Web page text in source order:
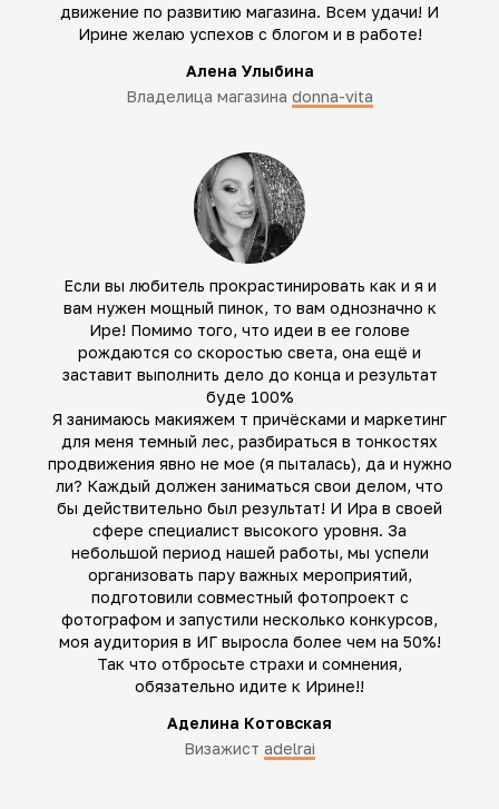
движение по развитию магазина. Всем удачи! И
Ирине желаю успехов с блогом и в работе!
Алена Улыбина
Владелица магазина donna-vita
Если вы любитель прокрастинировать как и я и
вам нужен мощный пинок, то вам однозначно к
Ире! Помимо того, что идеи в ее голове
рождаются со скоростью света, она ещё и
заставит выполнить дело до конца и результат
буде 100%
Я занимаюсь макияжем т причёсками и маркетинг
для меня темный лес, разбираться в тонкостях
продвижения явно не мое (я пыталась), да и нужно
ли? Каждый должен заниматься свои делом, что
бы действительно был результат! И Ира в своей
сфере специалист высокого уровня. За
небольшой период нашей работы, мы успели
организовать пару важных мероприятий,
подготовили совместный фотопроект с
фотографом и запустили несколько конкурсов,
моя аудитория в ИГ выросла более чем на 50%!
Так что отбросьте страхи и сомнения,
обязательно идите к Ирине!!
Аделина Котовская
Визажист adelrai